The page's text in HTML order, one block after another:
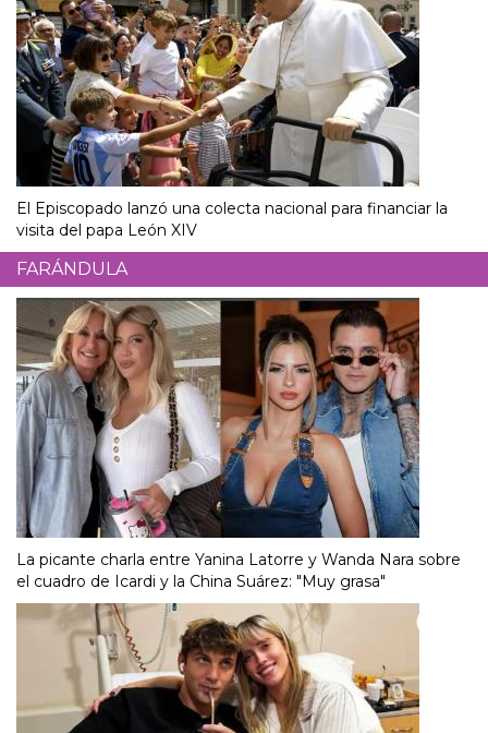
El Episcopado lanzó una colecta nacional para financiar la
visita del papa León XIV
FARÁNDULA
La picante charla entre Yanina Latorre y Wanda Nara sobre
el cuadro de Icardi y la China Suárez: "Muy grasa"